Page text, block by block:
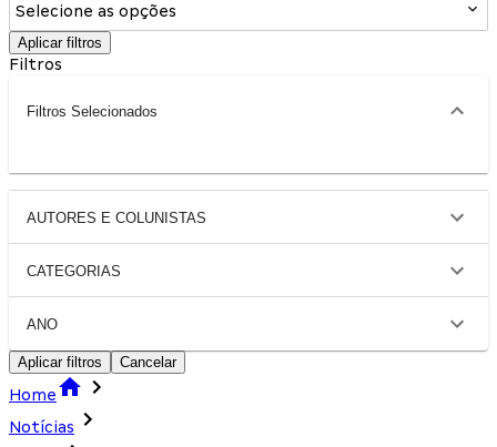
Selecione as opções
Aplicar filtros
Filtros
Filtros Selecionados
AUTORES E COLUNISTAS
CATEGORIAS
ANO
Aplicar filtros Cancelar
Home
Notícias